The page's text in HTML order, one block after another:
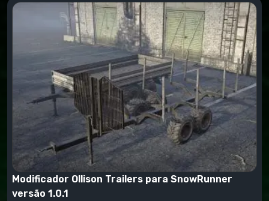
Modificador Ollison Trailers para SnowRunner
versão 1.0.1